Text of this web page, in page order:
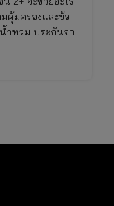
คุ้มครองและข้อ
าท่วม ประกันจ่าย